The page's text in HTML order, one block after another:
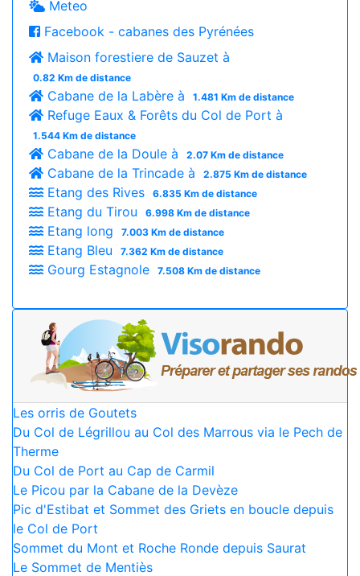
Meteo
Facebook - cabanes des Pyrénées
Maison forestiere de Sauzet à
0.82 Km de distance
Cabane de la Labère à 1.481 Km de distance
Refuge Eaux & Forêts du Col de Port à
1.544 Km de distance
Cabane de la Doule à 2.07 Km de distance
Cabane de la Trincade à 2.875 Km de distance
Etang des Rives 6.835 Km de distance
Etang du Tirou 6.998 Km de distance
Etang long 7.003 Km de distance
Etang Bleu 7.362 Km de distance
Gourg Estagnole 7.508 Km de distance
Les orris de Goutets
Du Col de Légrillou au Col des Marrous via le Pech de
Therme
Du Col de Port au Cap de Carmil
Le Picou par la Cabane de la Devèze
Pic d'Estibat et Sommet des Griets en boucle depuis
le Col de Port
Sommet du Mont et Roche Ronde depuis Saurat
Le Sommet de Mentiès